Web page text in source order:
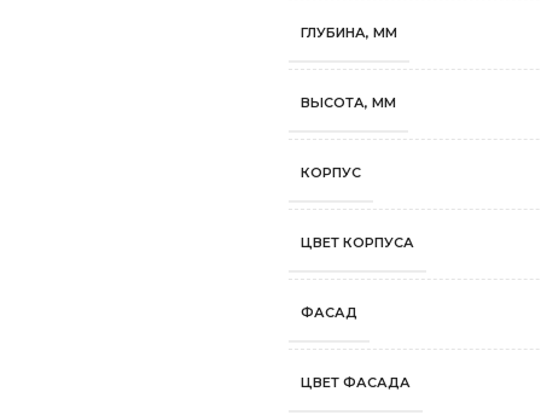
ГЛУБИНА, ММ
ВЫСОТА, ММ
КОРПУС
ЦВЕТ КОРПУСА
ФАСАД
ЦВЕТ ФАСАДА